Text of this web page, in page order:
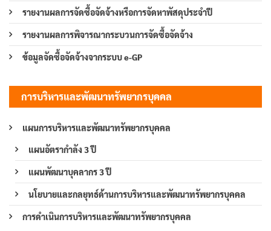
รายงานผลการจัดซื้อจัดจ้างหรือการจัดหาพัสดุประจำปี
รายงานผลการพิจารณากระบวนการจัดซื้อจัดจ้าง
ข้อมูลจัดซื้อจัดจ้างจากระบบ e-GP
การบริหารและพัฒนาทรัพยากรบุคคล
แผนการบริหารและพัฒนาทรัพยากรบุคคล
แผนอัตรากำลัง 3 ปี
แผนพัฒนาบุคลากร 3 ปี
นโยบายและกลยุทธ์ด้านการบริหารและพัฒนาทรัพยากรบุคคล
การดำเนินการบริหารและพัฒนาทรัพยากรบุคคล